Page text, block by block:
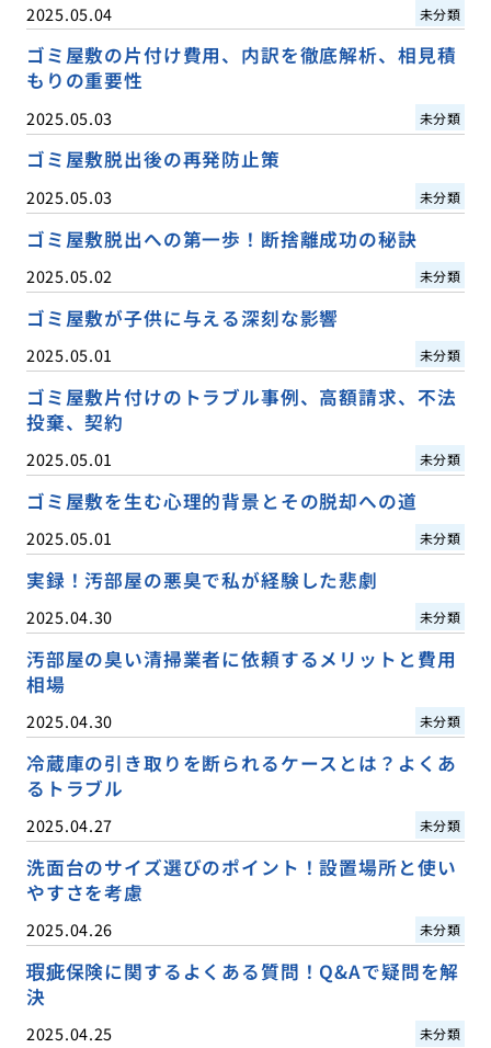
2025.05.04 未分類
ゴミ屋敷の片付け費用、内訳を徹底解析、相見積
もりの重要性
2025.05.03 未分類
ゴミ屋敷脱出後の再発防止策
2025.05.03 未分類
ゴミ屋敷脱出への第一歩！断捨離成功の秘訣
2025.05.02 未分類
ゴミ屋敷が子供に与える深刻な影響
2025.05.01 未分類
ゴミ屋敷片付けのトラブル事例、高額請求、不法
投棄、契約
2025.05.01 未分類
ゴミ屋敷を生む心理的背景とその脱却への道
2025.05.01 未分類
実録！汚部屋の悪臭で私が経験した悲劇
2025.04.30 未分類
汚部屋の臭い清掃業者に依頼するメリットと費用
相場
2025.04.30 未分類
冷蔵庫の引き取りを断られるケースとは？よくあ
るトラブル
2025.04.27 未分類
洗面台のサイズ選びのポイント！設置場所と使い
やすさを考慮
2025.04.26 未分類
瑕疵保険に関するよくある質問！Q&Aで疑問を解
決
2025.04.25 未分類